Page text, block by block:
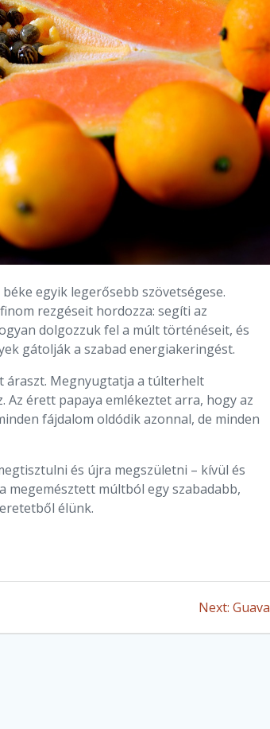
egyik legerősebb szövetségese.
rezgéseit hordozza: segíti az
dolgozzuk fel a múlt történéseit, és
gátolják a szabad energiakeringést.
áraszt. Megnyugtatja a túlterhelt
Az érett papaya emlékeztet arra, hogy az
fájdalom oldódik azonnal, de minden
és újra megszületni – kívül és
megemésztett múltból egy szabadabb,
élünk.
Next: Next
Guava